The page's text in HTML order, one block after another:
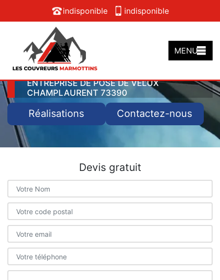
indisponible indisponible
MENU
ENTREPRISE DE POSE DE VELUX
CHAMPLAURENT 73390
Réalisations Contactez-nous
Devis gratuit